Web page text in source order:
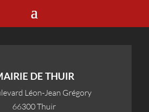
DE THUIR
Léon-Jean Grégory
66300 Thuir